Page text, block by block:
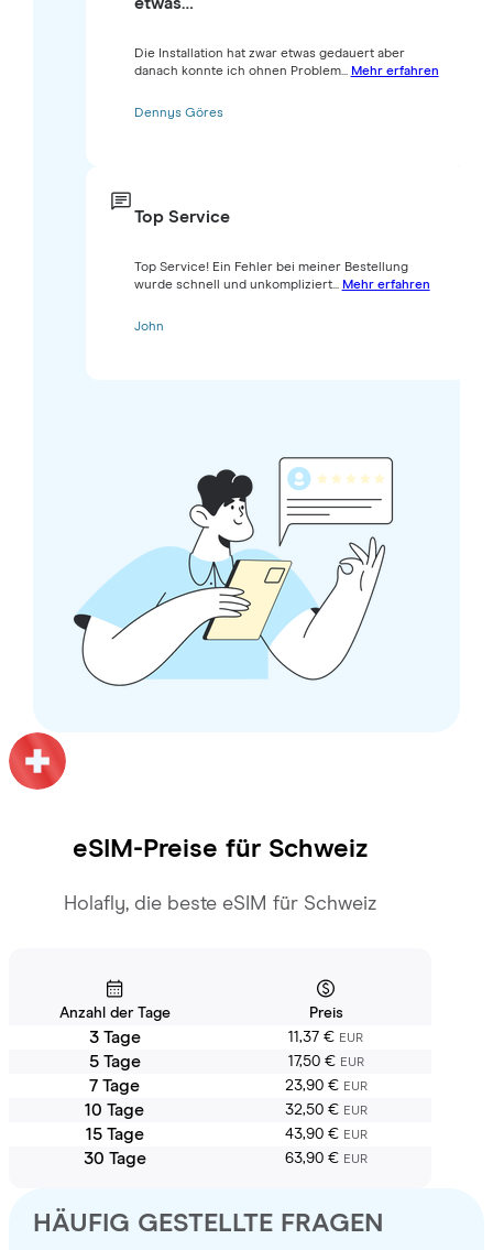
Die Installation hat zwar etwas gedauert aber
danach konnte ich ohnen Problem... Mehr erfahren
Dennys Göres
Top Service
Top Service! Ein Fehler bei meiner Bestellung
wurde schnell und unkompliziert... Mehr erfahren
John
eSIM-Preise für Schweiz
Holafly, die beste eSIM für Schweiz
Anzahl der Tage Preis
3 Tage 11,37 € EUR
5 Tage 17,50 € EUR
7 Tage 23,90 € EUR
10 Tage 32,50 € EUR
15 Tage 43,90 € EUR
30 Tage 63,90 € EUR
HÄUFIG GESTELLTE FRAGEN